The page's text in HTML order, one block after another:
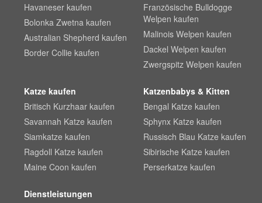
Havaneser kaufen
Bolonka Zwetna kaufen
Australian Shepherd kaufen
Border Collie kaufen
Französische Bulldogge
Welpen kaufen
Malinois Welpen kaufen
Dackel Welpen kaufen
Zwergspitz Welpen kaufen
Katze kaufen
Britisch Kurzhaar kaufen
Savannah Katze kaufen
Siamkatze kaufen
Ragdoll Katze kaufen
Maine Coon kaufen
Katzenbabys & Kitten
Bengal Katze kaufen
Sphynx Katze kaufen
Russisch Blau Katze kaufen
Sibirische Katze kaufen
Perserkatze kaufen
Dienstleistungen